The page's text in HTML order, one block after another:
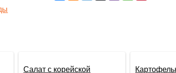
Салат с корейской